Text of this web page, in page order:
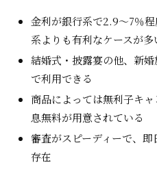
金利が銀行系で2.9～7％
系よりも有利なケースが多
結婚式・披露宴の他、新
で利用できる
商品によっては無利子キ
息無料が用意されている
審査がスピーディーで、
存在